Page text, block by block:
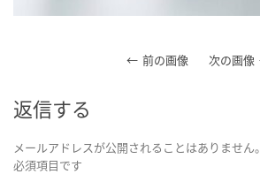
前の画像 次の画像
返信する
メールアドレスが公開されることはありません。
必須項目です